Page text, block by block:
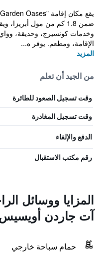
ضمن 1.8 كم من مول
وخدمات كونسيرج، وحديقة،
الإقامة، ومطعم. يوفر ه...
المزيد
من الجيد أن تعلم
وقت تسجيل الصعود للطائرة
وقت تسجيل المغادرة
الدفع والإلغاء
رقم مكتب الاستقبال
المزايا ووسائل
آت جاردن
حمام سباحة خارجي